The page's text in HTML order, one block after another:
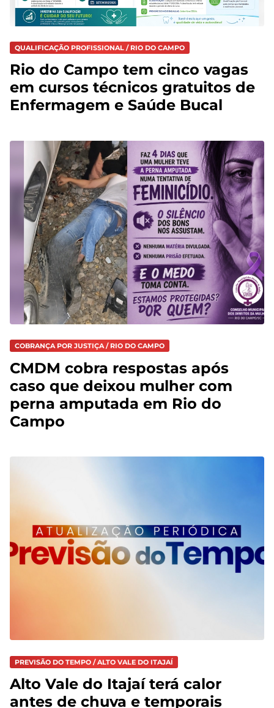
QUALIFICAÇÃO PROFISSIONAL / RIO DO CAMPO
Rio do Campo tem cinco vagas
em cursos técnicos gratuitos de
Enfermagem e Saúde Bucal
COBRANÇA POR JUSTIÇA / RIO DO CAMPO
CMDM cobra respostas após
caso que deixou mulher com
perna amputada em Rio do
Campo
PREVISÃO DO TEMPO / ALTO VALE DO ITAJAÍ
Alto Vale do Itajaí terá calor
antes de chuva e temporais